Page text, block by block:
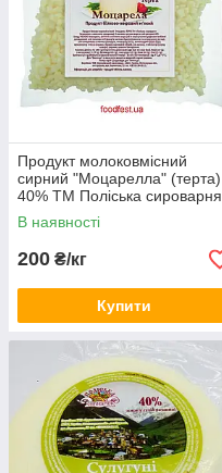
Продукт молоковмісний
сирний "Моцарелла" (терта)
40% ТМ Поліська сироварня
1кг
В наявності
200 ₴/кг
Купити